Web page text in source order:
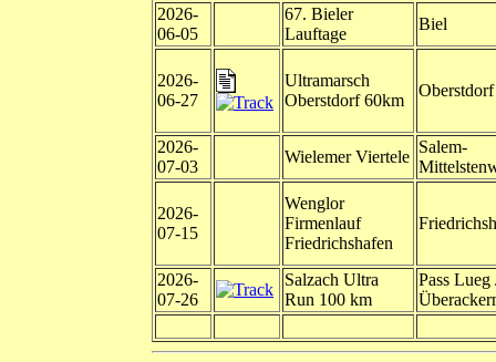
2026-
06-05
67. Bieler
Lauftage
Biel
2026-
06-27
Ultramarsch
Oberstdorf 60km
Oberstdorf
2026-
07-03
Wielemer Viertele
Salem-
2026-
07-15
Wenglor
Firmenlauf
Friedrichshafen
2026-
07-26
Salzach Ultra
Run 100 km
Pass Lueg